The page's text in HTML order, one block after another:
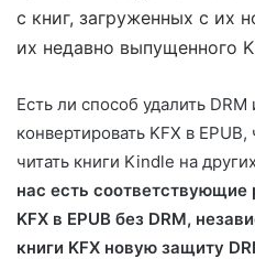
с книг, загруженных с их
их недавно выпущенного
Есть ли способ удалить
конвертировать KFX в
читать книги Kindle на
нас есть
KFX в EPUB без DRM,
книги KFX новую защиту